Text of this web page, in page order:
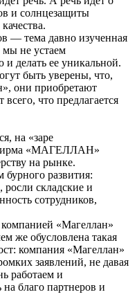
и солнцезащиты
— тема давно изученная
мы не устаем
делать ее уникальной.
быть уверены, что,
они приобретают
что предлагается
на «заре
фирма «МАГЕЛЛАН»
на рынке.
развития:
росли складские и
сотрудников,
«Магеллан»
же обусловлена такая
компания «Магеллан»
заявлений, не давая
работаем и
благо партнеров и